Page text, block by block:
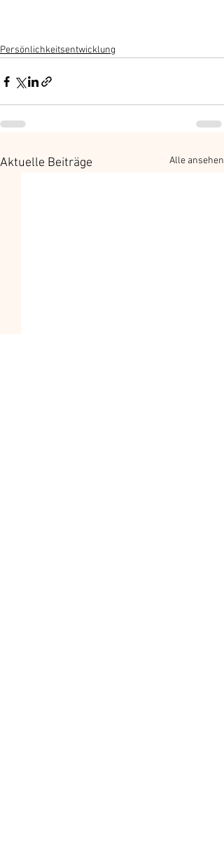
Persönlichkeitsentwicklung
Aktuelle Beiträge Alle ansehen